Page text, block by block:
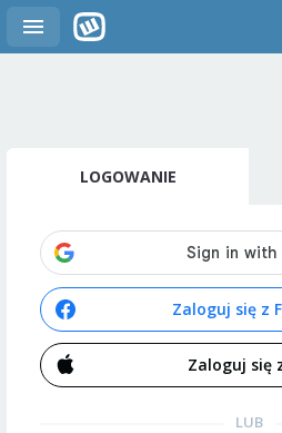
LOGOWANIE
Zaloguj się z
Zaloguj się
LUB